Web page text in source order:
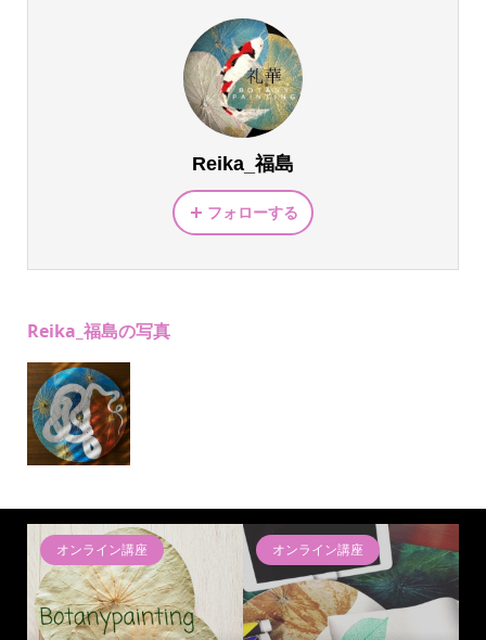
Reika_福島
フォローする
Reika_福島の写真
オンライン講座 オンライン講座